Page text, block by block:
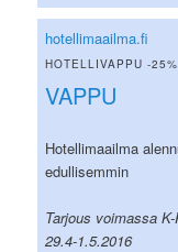
hotellimaailma.fi
HOTELLIVAPPU -25%
VAPPU
Hotellimaailma
edullisemmin
Tarjous voimassa
29.4-1.5.2016